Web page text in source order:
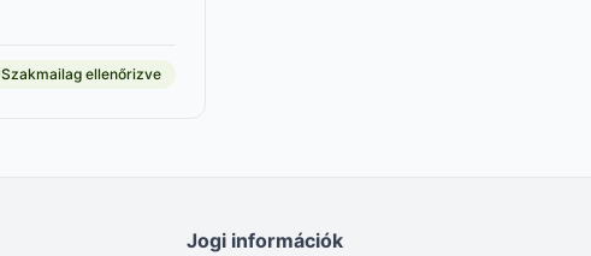
Szakmailag ellenőrizve
Jogi információk